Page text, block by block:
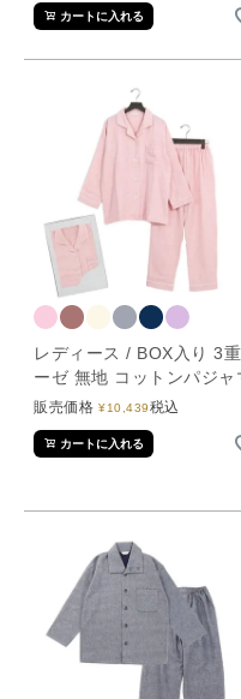
カートに入れる
レディース / BOX入り 3
ーゼ 無地 コットンパジャ
販売価格 ¥10,439税込
カートに入れる